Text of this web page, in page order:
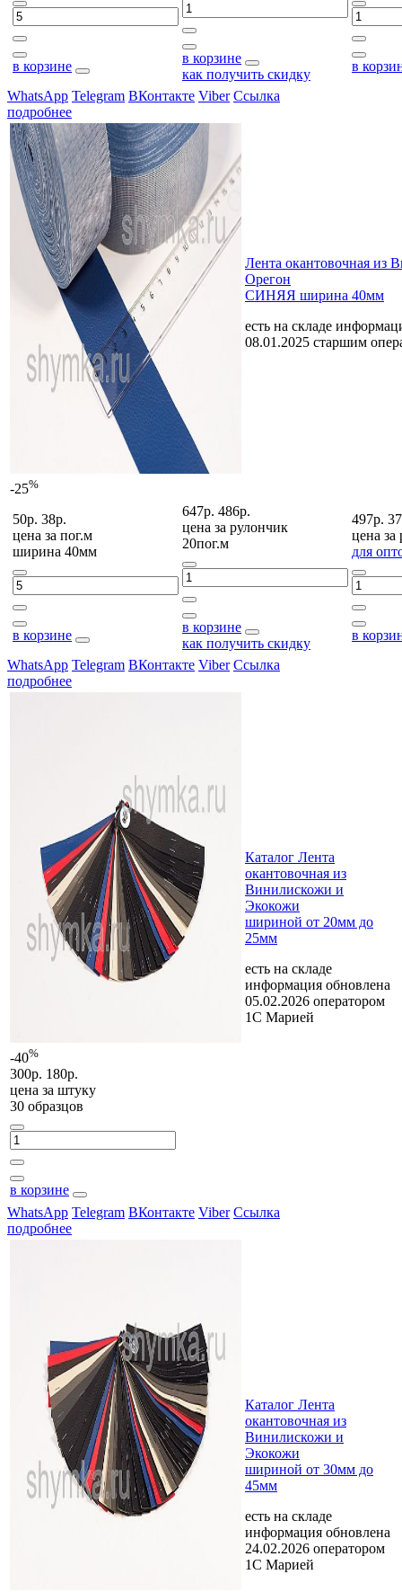
в корзине
в корзине
как получить скидку
в
WhatsApp Telegram ВКонтакте Viber Ссылка
подробнее
-25%
Лента окантовочная из
Орегон
СИНЯЯ ширина 40мм
есть на складе
08.01.2025 старшим
50р. 38р.
цена за пог.м
ширина 40мм
в корзине
647р. 486р.
цена за рулончик
20пог.м
в корзине
как получить скидку
497р.
цена за
для
в
WhatsApp Telegram ВКонтакте Viber Ссылка
подробнее
-40%
300р. 180р.
цена за штуку
30 образцов
в корзине
Каталог Лента
окантовочная из
Винилискожи и
Экокожи
шириной от 20мм до
25мм
есть на складе
информация обновлена
05.02.2026 оператором
1С Марией
WhatsApp Telegram ВКонтакте Viber Ссылка
подробнее
Каталог Лента
окантовочная из
Винилискожи и
Экокожи
шириной от 30мм до
45мм
есть на складе
информация обновлена
24.02.2026 оператором
1С Марией